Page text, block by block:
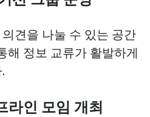
견을 나눌 수 있는 공간
해 정보 교류가 활발하게
라인 모임 개최